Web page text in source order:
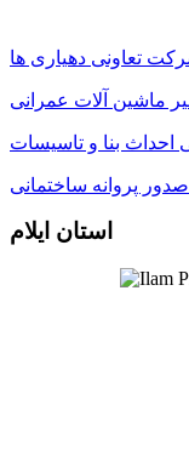
تعاونی دهياری ها
ماشين آلات عمرانی
احداث بنا و تاسيسات
پروانه ساختمانی
استان ایلام